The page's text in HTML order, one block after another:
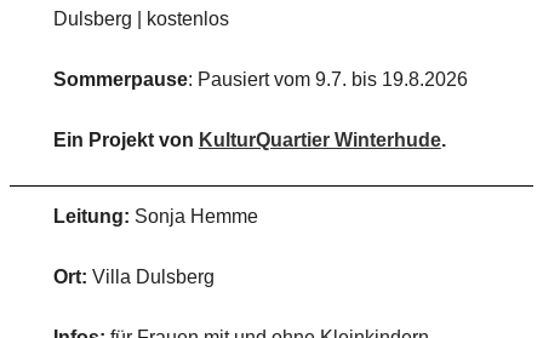
Dulsberg | kostenlos
Sommerpause: Pausiert vom 9.7. bis 19.8.2026
Ein Projekt von KulturQuartier Winterhude.
Leitung: Sonja Hemme
Ort: Villa Dulsberg